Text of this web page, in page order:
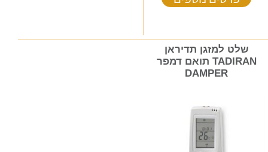
שלט למזגן תדיראן
TADIRAN תואם דמפר
DAMPER